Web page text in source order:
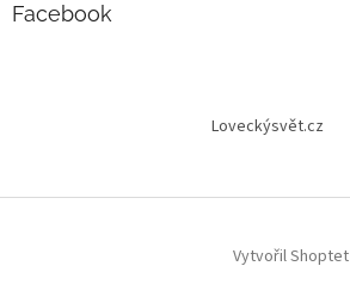
Facebook
Loveckýsvět.cz
Vytvořil Shoptet